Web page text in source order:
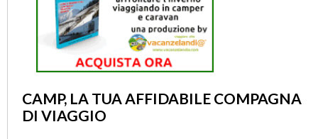
CAMP, LA TUA AFFIDABILE COMPAGNA
DI VIAGGIO